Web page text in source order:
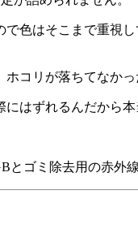
色はそこまで重視
コリが落ちてなかっ
はずれるんだから本
ゴミ除去用の赤外